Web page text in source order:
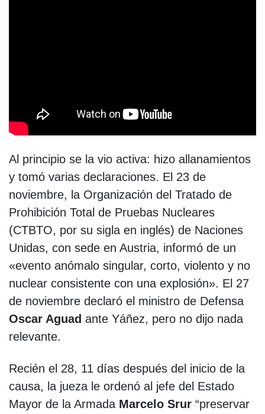
Al principio se la vio activa: hizo allanamientos
y tomó varias declaraciones. El 23 de
noviembre, la Organización del Tratado de
Prohibición Total de Pruebas Nucleares
(CTBTO, por su sigla en inglés) de Naciones
Unidas, con sede en Austria, informó de un
«evento anómalo singular, corto, violento y no
nuclear consistente con una explosión». El 27
de noviembre declaró el ministro de Defensa
Oscar Aguad ante Yáñez, pero no dijo nada
relevante.
Recién el 28, 11 días después del inicio de la
causa, la jueza le ordenó al jefe del Estado
Mayor de la Armada Marcelo Srur “preservar